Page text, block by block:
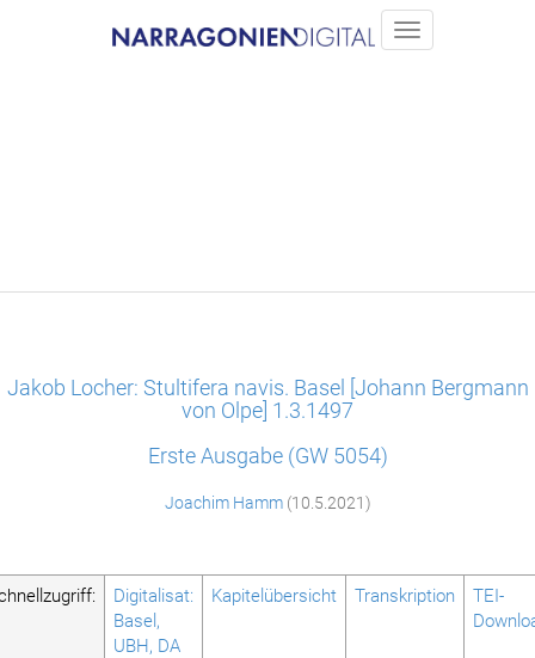
Jakob Locher: Stultifera navis. Basel [Johann Bergmann
von Olpe] 1.3.1497
Erste Ausgabe (GW 5054)
Joachim Hamm(10.5.2021)
Digitalisat:
Basel,
UBH, DA
Kapitelübersicht Transkription
TEI-